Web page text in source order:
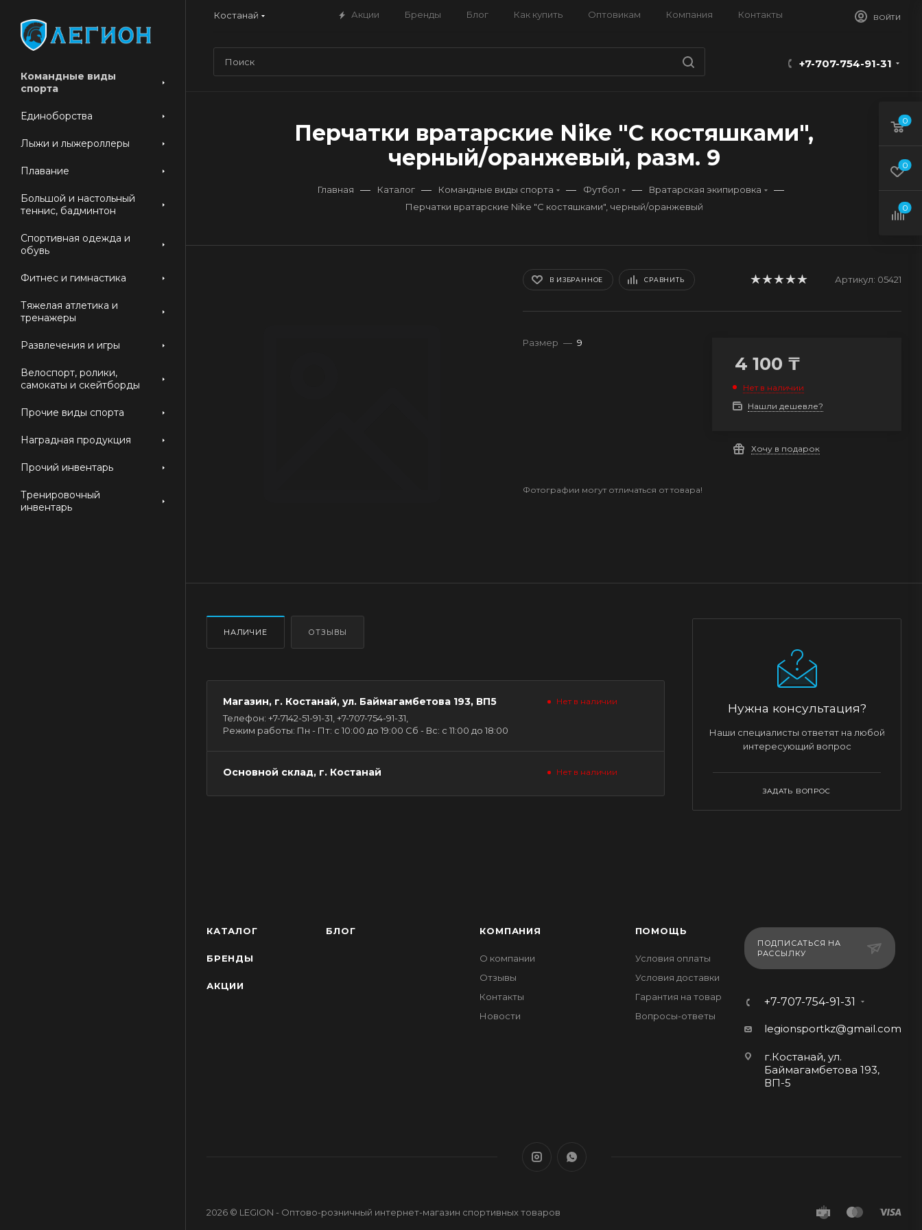
Костанай Акции Бренды Блог Как купить Оптовикам Компания Контакты ВОЙТИ
+7-707-754-91-31
Командные виды
спорта
Единоборства
Лыжи и лыжероллеры
Плавание
Большой и настольный
теннис, бадминтон
Спортивная одежда и
обувь
Фитнес и гимнастика
Тяжелая атлетика и
тренажеры
Развлечения и игры
Велоспорт, ролики,
самокаты и скейтборды
Прочие виды спорта
Наградная продукция
Прочий инвентарь
Тренировочный
инвентарь
Перчатки вратарские Nike "С костяшками",
черный/оранжевый, разм. 9
Главная — Каталог — Командные виды спорта — Футбол — Вратарская экипировка —
Перчатки вратарские Nike "С костяшками", черный/оранжевый
В ИЗБРАННОЕ СРАВНИТЬ Артикул: 05421
Размер — 9
4 100 ₸
Нет в наличии
Нашли дешевле?
Хочу в подарок
Фотографии могут отличаться от товара!
НАЛИЧИЕ ОТЗЫВЫ
Магазин, г. Костанай, ул. Баймагамбетова 193, ВП5
Телефон: +7-7142-51-91-31, +7-707-754-91-31,
Режим работы: Пн - Пт: с 10:00 до 19:00 Сб - Вс: с 11:00 до 18:00
Нет в наличии
Основной склад, г. Костанай Нет в наличии
Нужна консультация?
Наши специалисты ответят на любой
интересующий вопрос
ЗАДАТЬ ВОПРОС
КАТАЛОГ
БРЕНДЫ
АКЦИИ
БЛОГ КОМПАНИЯ
О компании
Отзывы
Контакты
Новости
ПОМОЩЬ
Условия оплаты
Условия доставки
Гарантия на товар
Вопросы-ответы
ПОДПИСАТЬСЯ НА
РАССЫЛКУ
+7-707-754-91-31
legionsportkz@gmail.com
г.Костанай, ул.
Баймагамбетова 193,
ВП-5
2026 © LEGION - Оптово-розничный интернет-магазин спортивных товаров
0
0
0